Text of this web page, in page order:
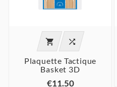
 
Plaquette Tactique
Basket 3D
€11.50